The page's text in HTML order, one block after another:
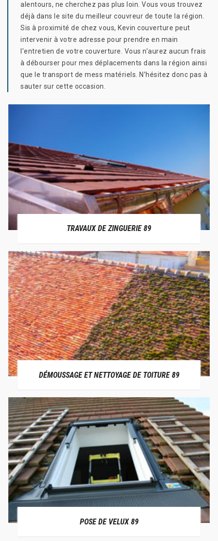
alentours, ne cherchez pas plus loin. Vous vous trouvez
déjà dans le site du meilleur couvreur de toute la région.
Sis à proximité de chez vous, Kevin couverture peut
intervenir à votre adresse pour prendre en main
l’entretien de votre couverture. Vous n’aurez aucun frais
à débourser pour mes déplacements dans la région ainsi
que le transport de mess matériels. N’hésitez donc pas à
sauter sur cette occasion.
TRAVAUX DE ZINGUERIE 89
DÉMOUSSAGE ET NETTOYAGE DE TOITURE 89
POSE DE VELUX 89